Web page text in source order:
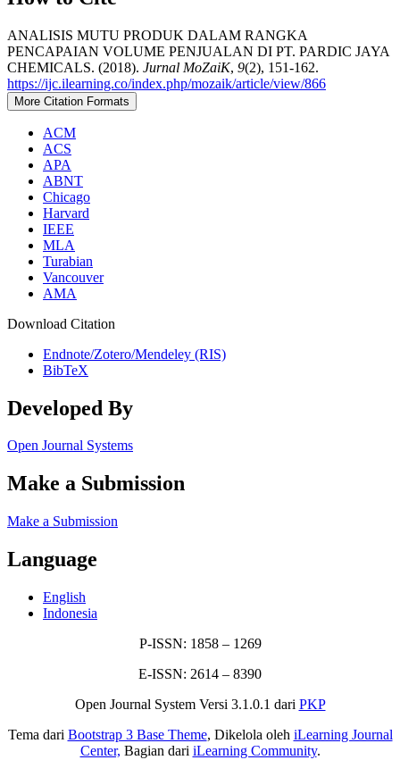
ANALISIS MUTU PRODUK DALAM RANGKA
PENCAPAIAN VOLUME PENJUALAN DI PT. PARDIC JAYA
CHEMICALS. (2018). Jurnal MoZaiK, 9(2), 151-162.
https://ijc.ilearning.co/index.php/mozaik/article/view/866
More Citation Formats
ACM
ACS
APA
ABNT
Chicago
Harvard
IEEE
MLA
Turabian
Vancouver
AMA
Download Citation
Endnote/Zotero/Mendeley (RIS)
BibTeX
Developed By
Open Journal Systems
Make a Submission
Make a Submission
Language
English
Indonesia
P-ISSN: 1858 – 1269
E-ISSN: 2614 – 8390
Open Journal System Versi 3.1.0.1 dari PKP
Tema dari Bootstrap 3 Base Theme, Dikelola oleh iLearning Journal
Center, Bagian dari iLearning Community.